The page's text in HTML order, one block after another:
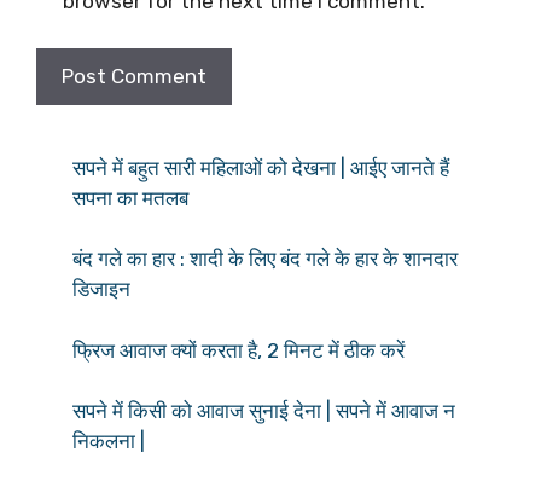
सपने में बहुत सारी महिलाओं को देखना | आईए जानते हैं
सपना का मतलब
बंद गले का हार : शादी के लिए बंद गले के हार के शानदार
डिजाइन
फ्रिज आवाज क्यों करता है, 2 मिनट में ठीक करें
सपने में किसी को आवाज सुनाई देना | सपने में आवाज न
निकलना |